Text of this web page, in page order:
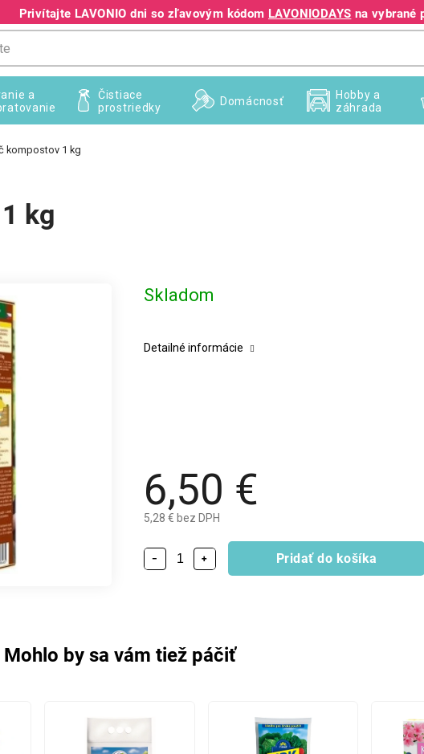
Privítajte LAVONIO dni so zľavovým kódom LAVONIODAYS na vybrané
+421 940 995 209
a
Čistiace
prostriedky
Domácnosť
Hobby a
záhrada
kompostov 1 kg
kg
6,50 €
5,28 € bez DPH
Skladom
+
− Pridať do košíka
Detailné informácie
Mohlo by sa vám tiež páčiť